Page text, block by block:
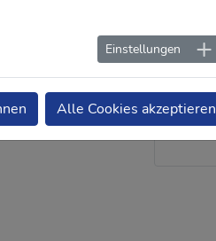
Austausch
auszutauschen.
Einstellungen
Alle Cookies akzeptieren